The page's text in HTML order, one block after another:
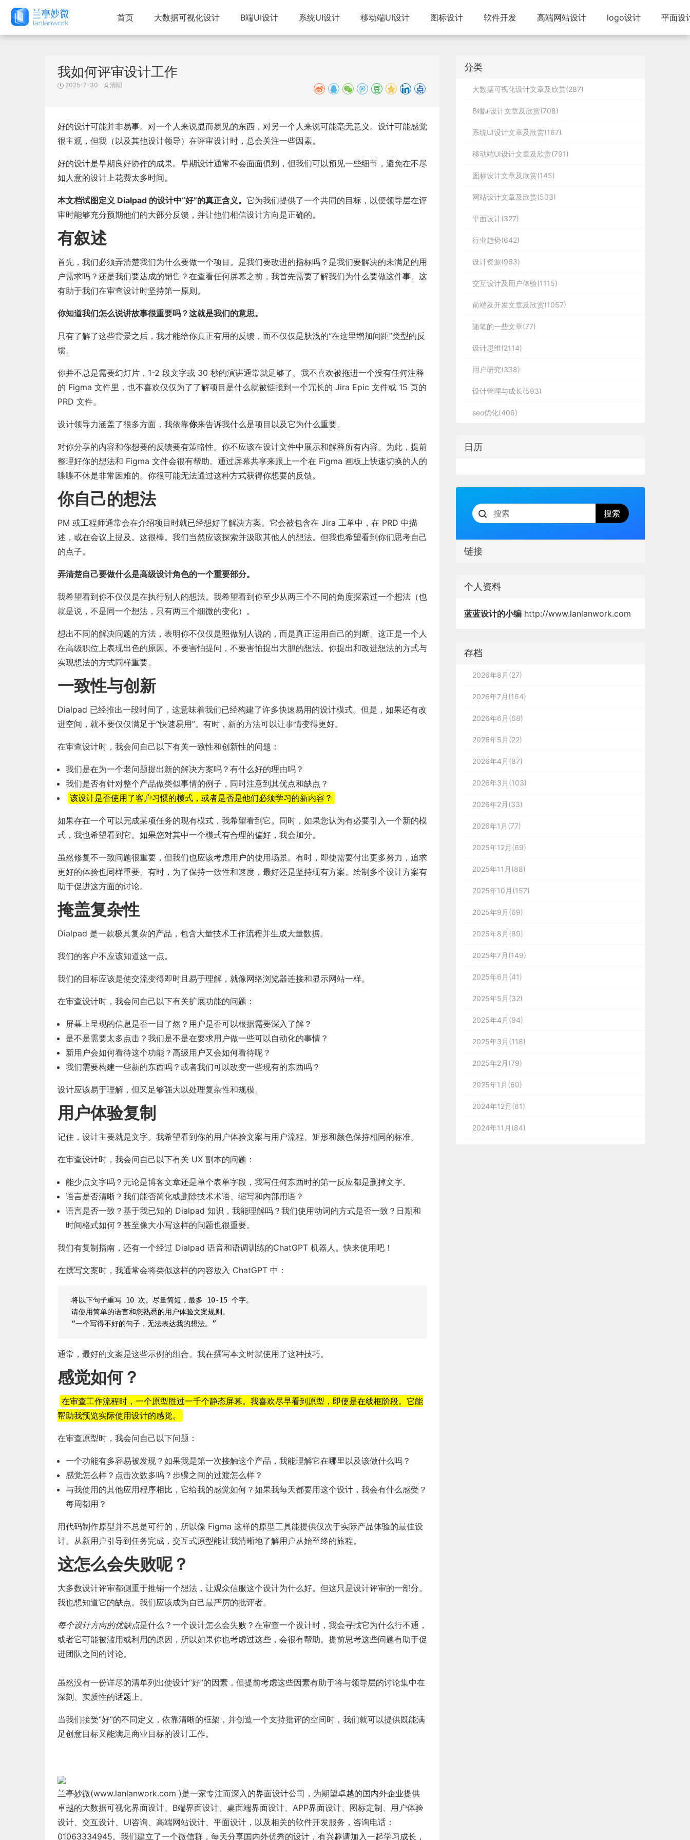
首页 大数据可视化设计 B端UI设计 系统UI设计 移动端UI设计 图标设计 软件开发 高端网站设计 logo设计 平面设
我如何评审设计工作
2025-7-30 清阳
好的设计可能并非易事。对一个人来说显而易见的东西，对另一个人来说可能毫无意义。设计可能感觉
很主观，但我（以及其他设计领导）在评审设计时，总会关注一些因素。
好的设计是早期良好协作的成果。早期设计通常不会面面俱到，但我们可以预见一些细节，避免在不尽
如人意的设计上花费太多时间。
本文档试图定义 Dialpad 的设计中“好”的真正含义。 它为我们提供了一个共同的目标，以便领导层在评
审时能够充分预期他们的大部分反馈，并让他们相信设计方向是正确的。
有叙述
首先，我们必须弄清楚我们为什么要做一个项目。是我们要改进的指标吗？是我们要解决的未满足的用
户需求吗？还是我们要达成的销售？在查看任何屏幕之前，我首先需要了解我们为什么要做这件事。这
有助于我们在审查设计时坚持第一原则。
你知道我们怎么说讲故事很重要吗？这就是我们的意思。
只有了解了这些背景之后，我才能给你真正有用的反馈，而不仅仅是肤浅的“在这里增加间距”类型的反
馈。
你并不总是需要幻灯片，1-2 段文字或 30 秒的演讲通常就足够了。我不喜欢被拖进一个没有任何注释
的 Figma 文件里，也不喜欢仅仅为了了解项目是什么就被链接到一个冗长的 Jira Epic 文件或 15 页的
PRD 文件。
设计领导力涵盖了很多方面，我依靠你来告诉我什么是项目以及它为什么重要。
对你分享的内容和你想要的反馈要有策略性。你不应该在设计文件中展示和解释所有内容。为此，提前
整理好你的想法和 Figma 文件会很有帮助。通过屏幕共享来跟上一个在 Figma 画板上快速切换的人的
喋喋不休是非常困难的。你很可能无法通过这种方式获得你想要的反馈。
你自己的想法
PM 或工程师通常会在介绍项目时就已经想好了解决方案。它会被包含在 Jira 工单中，在 PRD 中描
述，或在会议上提及。这很棒。我们当然应该探索并汲取其他人的想法。但我也希望看到你们思考自己
的点子。
弄清楚自己要做什么是高级设计角色的一个重要部分。
我希望看到你不仅仅是在执行别人的想法。我希望看到你至少从两三个不同的角度探索过一个想法（也
就是说，不是同一个想法，只有两三个细微的变化）。
想出不同的解决问题的方法，表明你不仅仅是照做别人说的，而是真正运用自己的判断。这正是一个人
在高级职位上表现出色的原因。不要害怕提问，不要害怕提出大胆的想法。你提出和改进想法的方式与
实现想法的方式同样重要。
一致性与创新
Dialpad 已经推出一段时间了，这意味着我们已经构建了许多快速易用的设计模式。但是，如果还有改
进空间，就不要仅仅满足于“快速易用”。有时，新的方法可以让事情变得更好。
在审查设计时，我会问自己以下有关一致性和创新性的问题：
我们是在为一个老问题提出新的解决方案吗？有什么好的理由吗？
我们是否有针对整个产品做类似事情的例子，同时注意到其优点和缺点？
该设计是否使用了客户习惯的模式，或者是否是他们必须学习的新内容？
如果存在一个可以完成某项任务的现有模式，我希望看到它。同时，如果您认为有必要引入一个新的模
式，我也希望看到它。如果您对其中一个模式有合理的偏好，我会加分。
虽然修复不一致问题很重要，但我们也应该考虑用户的使用场景。有时，即使需要付出更多努力，追求
更好的体验也同样重要。有时，为了保持一致性和速度，最好还是坚持现有方案。绘制多个设计方案有
助于促进这方面的讨论。
掩盖复杂性
Dialpad 是一款极其复杂的产品，包含大量技术工作流程并生成大量数据。
我们的客户不应该知道这一点。
我们的目标应该是使交流变得即时且易于理解，就像网络浏览器连接和显示网站一样。
在审查设计时，我会问自己以下有关扩展功能的问题：
屏幕上呈现的信息是否一目了然？用户是否可以根据需要深入了解？
是不是需要太多点击？我们是不是在要求用户做一些可以自动化的事情？
新用户会如何看待这个功能？高级用户又会如何看待呢？
我们需要构建一些新的东西吗？或者我们可以改变一些现有的东西吗？
设计应该易于理解，但又足够强大以处理复杂性和规模。
用户体验复制
记住， 设计主要就是文字。我希望看到你的用户体验文案与用户流程、矩形和颜色保持相同的标准。
在审查设计时，我会问自己以下有关 UX 副本的问题：
能少点文字吗？无论是博客文章还是单个表单字段，我写任何东西时的第一反应都是删掉文字。
语言是否清晰？我们能否简化或删除技术术语、缩写和内部用语？
语言是否一致？基于我已知的 Dialpad 知识，我能理解吗？我们使用动词的方式是否一致？ 日期和
时间格式如何？甚至像大小写这样的问题也很重要。
我们有复制指南 ，还有一个经过 Dialpad 语音和语调训练的ChatGPT 机器人。快来使用吧！
在撰写文案时，我通常会将类似这样的内容放入 ChatGPT 中：
将以下句子重写 10 次。尽量简短，最多 10-15 个字。
请使用简单的语言和您熟悉的用户体验文案规则。
“一个写得不好的句子，无法表达我的想法。”
通常，最好的文案是这些示例的组合。我在撰写本文时就使用了这种技巧。
感觉如何？
在审查工作流程时，一个原型胜过一千个静态屏幕。我喜欢尽早看到原型，即使是在线框阶段。它能
帮助我预览实际使用设计的感觉。
在审查原型时，我会问自己以下问题：
一个功能有多容易被发现？如果我是第一次接触这个产品，我能理解它在哪里以及该做什么吗？
感觉怎么样？点击次数多吗？步骤之间的过渡怎么样？
与我使用的其他应用程序相比，它给我的感觉如何？如果我每天都要用这个设计，我会有什么感受？
每周都用？
用代码制作原型并不总是可行的，所以像 Figma 这样的原型工具能提供仅次于实际产品体验的最佳设
计。从新用户引导到任务完成，交互式原型能让我清晰地了解用户从始至终的旅程。
这怎么会失败呢？
大多数设计评审都侧重于推销一个想法，让观众信服这个设计为什么好。但这只是设计评审的一部分。
我也想知道它的缺点。我们应该成为自己最严厉的批评者。
每个设计方向的优缺点是什么？一个设计怎么会失败？在审查一个设计时，我会寻找它为什么行不通，
或者它可能被滥用或利用的原因，所以如果你也考虑过这些，会很有帮助。提前思考这些问题有助于促
进团队之间的讨论。
虽然没有一份详尽的清单列出使设计“好”的因素，但提前考虑这些因素有助于将与领导层的讨论集中在
深刻、实质性的话题上。
当我们接受“好”的不同定义，依靠清晰的框架，并创造一个支持批评的空间时，我们就可以提供既能满
足创意目标又能满足商业目标的设计工作。
兰亭妙微(www.lanlanwork.com )是一家专注而深入的界面设计公司，为期望卓越的国内外企业提供
卓越的大数据可视化界面设计、B端界面设计、桌面端界面设计、APP界面设计、图标定制、用户体验
设计、交互设计、UI咨询、高端网站设计、平面设计，以及相关的软件开发服务，咨询电话：
01063334945。我们建立了一个微信群，每天分享国内外优秀的设计，有兴趣请加入一起学习成长，
分类
大数据可视化设计文章及欣赏(287)
B端ui设计文章及欣赏(708)
系统UI设计文章及欣赏(167)
移动端UI设计文章及欣赏(791)
图标设计文章及欣赏(145)
网站设计文章及欣赏(503)
平面设计(327)
行业趋势(642)
设计资源(963)
交互设计及用户体验(1115)
前端及开发文章及欣赏(1057)
随笔的一些文章(77)
设计思维(2114)
用户研究(338)
设计管理与成长(593)
seo优化(406)
日历
链接
个人资料
蓝蓝设计的小编 http://www.lanlanwork.com
存档
2026年8月(27)
2026年7月(164)
2026年6月(68)
2026年5月(22)
2026年4月(87)
2026年3月(103)
2026年2月(33)
2026年1月(77)
2025年12月(69)
2025年11月(88)
2025年10月(157)
2025年9月(69)
2025年8月(89)
2025年7月(149)
2025年6月(41)
2025年5月(32)
2025年4月(94)
2025年3月(118)
2025年2月(79)
2025年1月(60)
2024年12月(61)
2024年11月(84)